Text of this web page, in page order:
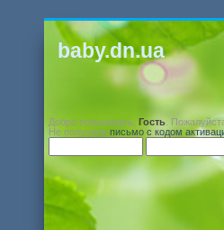
baby.dn.ua
Добро пожаловать, Гость .
Не получили письмо с кодом